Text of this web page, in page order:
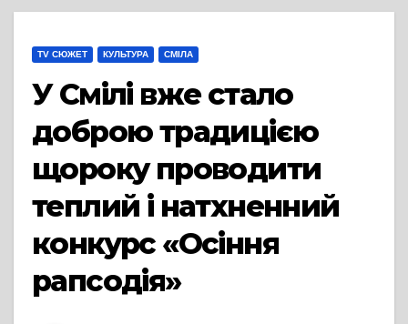
TV СЮЖЕТ КУЛЬТУРА СМІЛА
У Смілі вже стало
доброю традицією
щороку проводити
теплий і натхненний
конкурс «Осіння
рапсодія»